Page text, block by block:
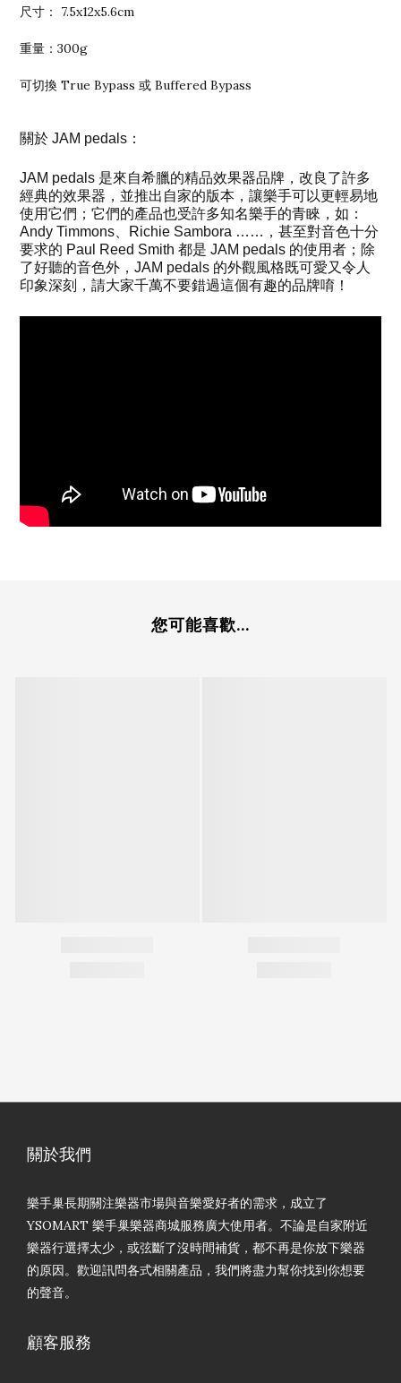
尺寸： 7.5x12x5.6cm
重量：300g
可切換 True Bypass 或 Buffered Bypass
關於 JAM pedals：
JAM pedals 是來自希臘的精品效果器品牌，改良了許多
經典的效果器，並推出自家的版本，讓樂手可以更輕易地
使用它們；它們的產品也受許多知名樂手的青睞，如：
Andy Timmons、Richie Sambora ……，甚至對音色十分
要求的 Paul Reed Smith 都是 JAM pedals 的使用者；除
了好聽的音色外，JAM pedals 的外觀風格既可愛又令人
印象深刻，請大家千萬不要錯過這個有趣的品牌唷！
您可能喜歡...
關於我們
樂手巢長期關注樂器市場與音樂愛好者的需求，成立了
YSOMART 樂手巢樂器商城服務廣大使用者。不論是自家附近
樂器行選擇太少，或弦斷了沒時間補貨，都不再是你放下樂器
的原因。歡迎訊問各式相關產品，我們將盡力幫你找到你想要
的聲音。
顧客服務